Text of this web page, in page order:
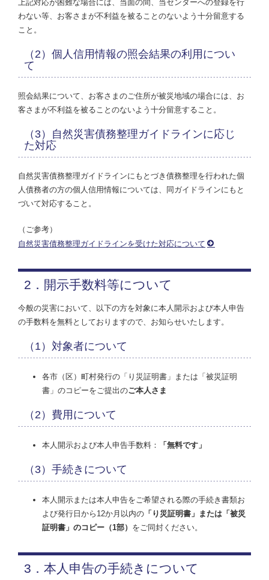
上記対応が困難な場合には、当面の間、当センターへの登録を行
わない等、お客さまが不利益を被ることのないよう十分留意する
こと。
（2）個人信用情報の照会結果の利用につい
て
照会結果について、お客さまのご住所が被災地域の場合には、お
客さまが不利益を被ることのないよう十分留意すること。
（3）自然災害債務整理ガイドラインに応じ
た対応
自然災害債務整理ガイドラインにもとづき債務整理を行われた個
人債務者の方の個人信用情報については、同ガイドラインにもと
づいて対応すること。
（ご参考）
自然災害債務整理ガイドラインを受けた対応について
2．開示手数料等について
今般の災害において、以下の方を対象に本人開示および本人申告
の手数料を無料としておりますので、お知らせいたします。
（1）対象者について
各市（区）町村発行の「り災証明書」または「被災証明
書」のコピーをご提出のご本人さま
（2）費用について
本人開示および本人申告手数料： 「無料です」
（3）手続きについて
本人開示または本人申告をご希望される際の手続き書類お
よび発行日から12か月以内の 「り災証明書」または「被災
証明書」のコピー（1部） をご同封ください。
3．本人申告の手続きについて